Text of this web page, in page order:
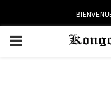
PRIMARY